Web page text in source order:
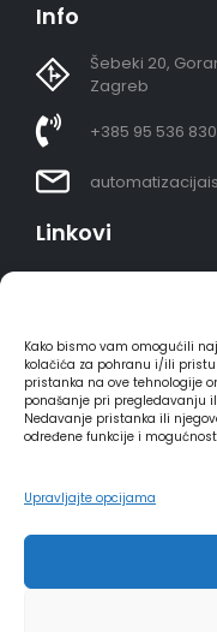
Kako bismo vam omogućili
kolačića za pohranu i/ili
pristanka na ove tehnologije
ponašanje pri pregledavanju
Nedavanje pristanka ili
određene funkcije i
Upravljajte opcijama
Info
Šebeki 20,
Zagreb
+385 95 536
Linkovi
Sigurno plaćanje
karticama
Dostava
Načini plaćanja
Raskid ugovora
2025 -